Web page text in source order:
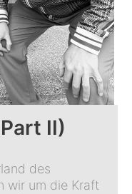
II)
des
wir um die Kraft